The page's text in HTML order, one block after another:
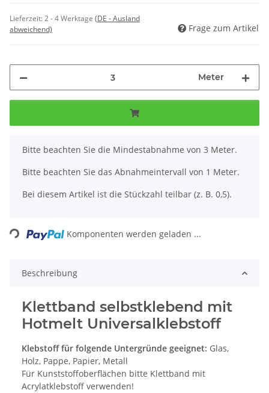
Lieferzeit:2 - 4 Werktage (DE - Ausland
abweichend)
Frage zum Artikel
Meter
x
Bitte beachten Sie die Mindestabnahme von 3 Meter.
Bitte beachten Sie das Abnahmeintervall von 1 Meter.
Bei diesem Artikel ist die Stückzahl teilbar (z. B. 0,5).
Loading... Komponenten werden geladen ...
Beschreibung
Klettband selbstklebend mit
Hotmelt Universalklebstoff
Klebstoff für folgende Untergründe geeignet: Glas,
Holz, Pappe, Papier, Metall
Für Kunststoffoberflächen bitte Klettband mit
Acrylatklebstoff verwenden!